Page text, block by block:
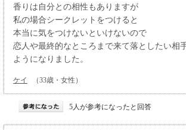
香りは自分との相性もありますが
私の場合シークレットをつけると
本当に気をつけないといけないので
恋人や最終的なところまで来て落としたい相
ようになりました。
ケイ （33歳・女性）
5人が参考になったと回答